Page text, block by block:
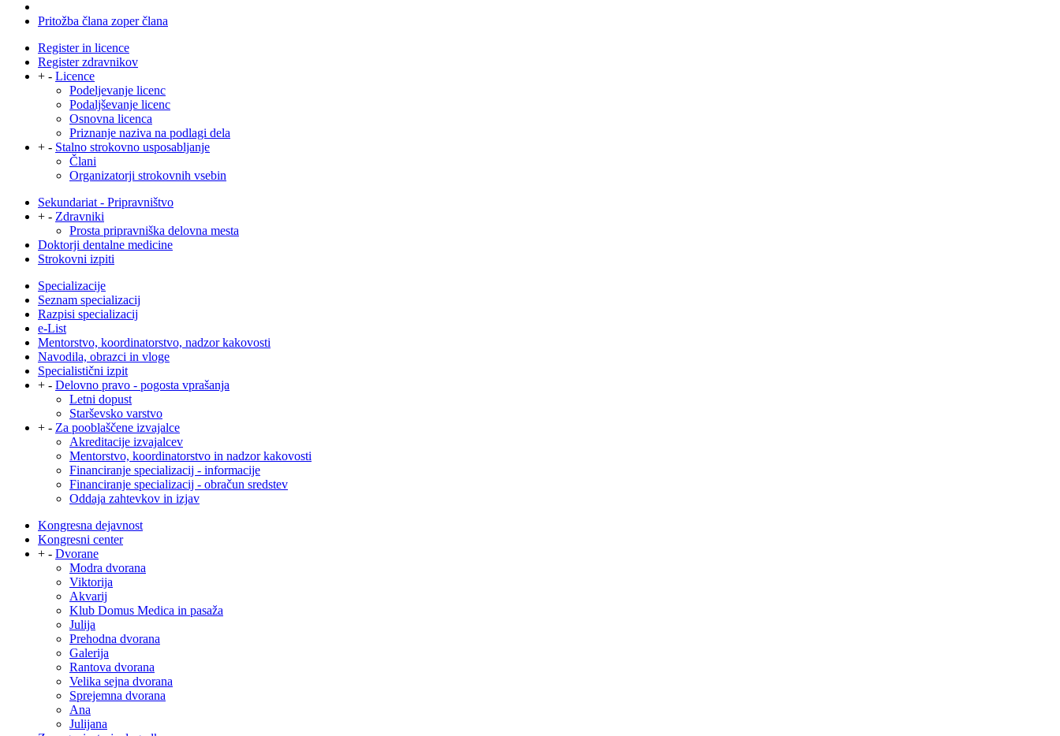
Pritožba člana zoper člana
Register in licence
Register zdravnikov
+ - Licence
Podeljevanje licenc
Podaljševanje licenc
Osnovna licenca
Priznanje naziva na podlagi dela
+ - Stalno strokovno usposabljanje
Člani
Organizatorji strokovnih vsebin
Sekundariat - Pripravništvo
+ - Zdravniki
Prosta pripravniška delovna mesta
Doktorji dentalne medicine
Strokovni izpiti
Specializacije
Seznam specializacij
Razpisi specializacij
e-List
Mentorstvo, koordinatorstvo, nadzor kakovosti
Navodila, obrazci in vloge
Specialistični izpit
+ - Delovno pravo - pogosta vprašanja
Letni dopust
Starševsko varstvo
+ - Za pooblaščene izvajalce
Akreditacije izvajalcev
Mentorstvo, koordinatorstvo in nadzor kakovosti
Financiranje specializacij - informacije
Financiranje specializacij - obračun sredstev
Oddaja zahtevkov in izjav
Kongresna dejavnost
Kongresni center
+ - Dvorane
Modra dvorana
Viktorija
Akvarij
Klub Domus Medica in pasaža
Julija
Prehodna dvorana
Galerija
Rantova dvorana
Velika sejna dvorana
Sprejemna dvorana
Ana
Julijana